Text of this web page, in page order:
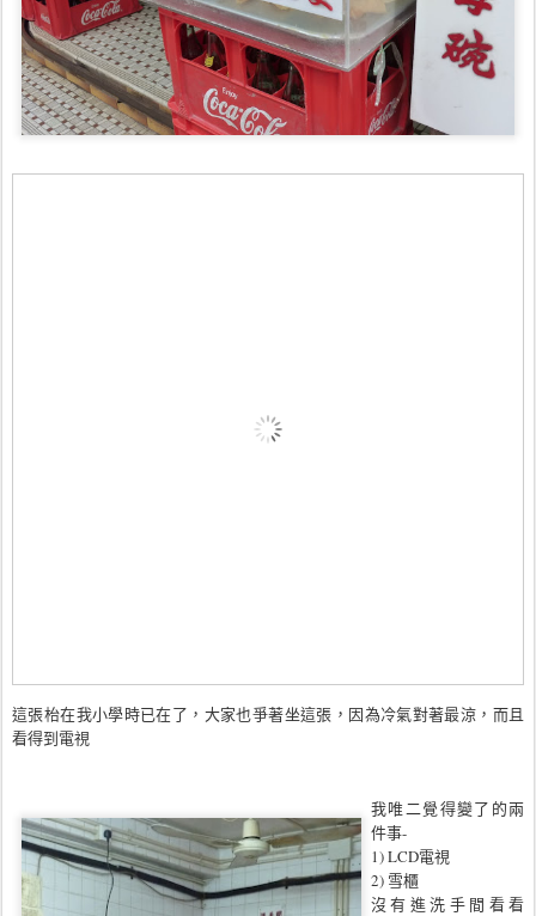
這張枱在我小學時已在了，大家也爭著坐這張，因為冷氣對著最涼，而且
看得到電視
我唯二覺得變了的兩
件事-
1) LCD電視
2) 雪櫃
沒有進洗手間看看